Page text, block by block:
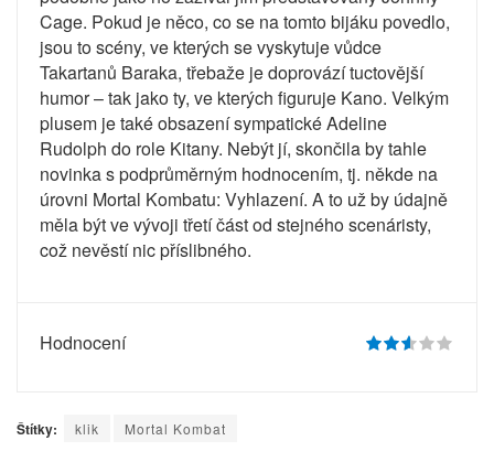
Cage. Pokud je něco, co se na tomto bijáku povedlo,
jsou to scény, ve kterých se vyskytuje vůdce
Takartanů Baraka, třebaže je doprovází tuctovější
humor – tak jako ty, ve kterých figuruje Kano. Velkým
plusem je také obsazení sympatické Adeline
Rudolph do role Kitany. Nebýt jí, skončila by tahle
novinka s podprůměrným hodnocením, tj. někde na
úrovni Mortal Kombatu: Vyhlazení. A to už by údajně
měla být ve vývoji třetí část od stejného scenáristy,
což nevěstí nic příslibného.
Hodnocení
Štítky: klik Mortal Kombat